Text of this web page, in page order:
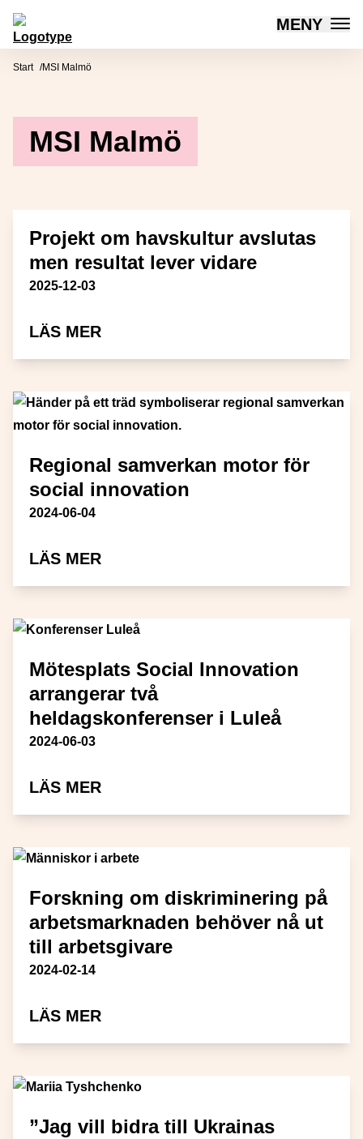
Hoppa till innehåll
Mötesplatsen Social Innovation MENY
Start MSI Malmö
MSI Malmö
Projekt om havskultur avslutas
men resultat lever vidare
Publiceringsdatum
2025-12-03
LÄS MEROM PROJEKT OM HAVSKULTUR
Regional samverkan motor för
social innovation
Publiceringsdatum
2024-06-04
LÄS MEROM REGIONAL SAMVERKAN
Mötesplats Social Innovation
arrangerar två
heldagskonferenser i Luleå
Publiceringsdatum
2024-06-03
LÄS MEROM MÖTESPLATS SOCIAL
Forskning om diskriminering på
arbetsmarknaden behöver nå ut
till arbetsgivare
Publiceringsdatum
2024-02-14
LÄS MEROM FORSKNING OM
”Jag vill bidra till Ukrainas